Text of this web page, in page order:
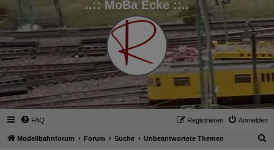
..:: MoBa Ecke ::..
FAQ Anmelden
Registrieren
Modellbahnforum Forum Suche Unbeantwortete Themen